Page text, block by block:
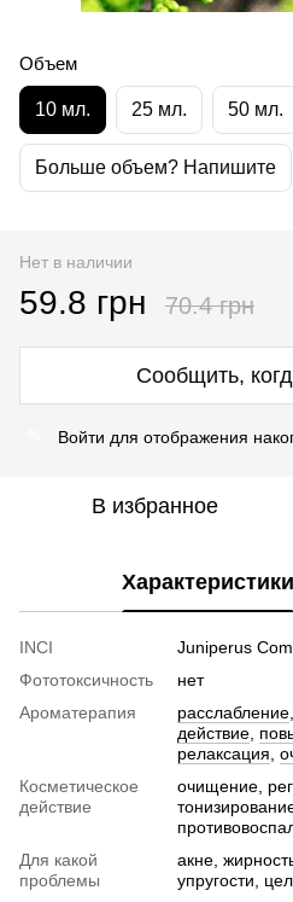
Объем
10 мл. 25 мл. 50 мл.
Больше объем? Напишите
Нет в наличии
59.8 грн 70.4 грн
Сообщить,
Войти для отображения
В избранное
Характеристики
INCI
Juniperus
Фототоксичность
нет
Ароматерапия
расслабление
действие
релаксация
Косметическое
действие
очищение,
Для какой
проблемы
акне,
упругости,